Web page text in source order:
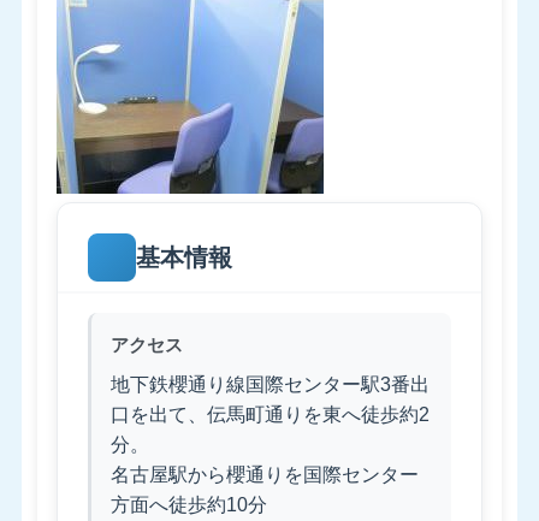
基本情報
アクセス
地下鉄櫻通り線国際センター駅3番出
口を出て、伝馬町通りを東へ徒歩約2
分。
名古屋駅から櫻通りを国際センター
方面へ徒歩約10分